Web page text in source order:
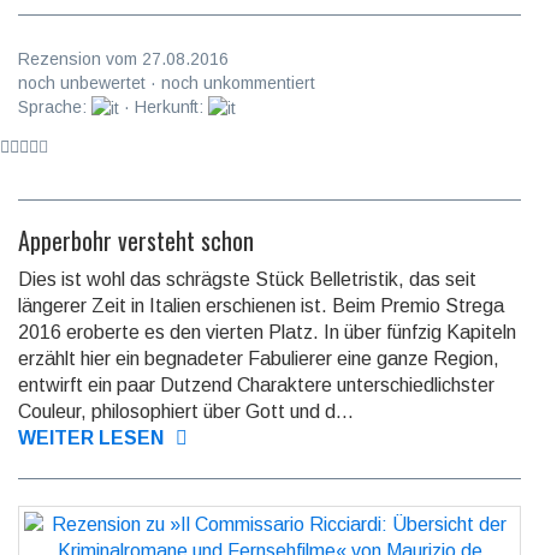
Rezension vom 27.08.2016
noch unbewertet · noch unkommentiert
Sprache:
· Herkunft:
Apperbohr versteht schon
Dies ist wohl das schrägste Stück Belletristik, das seit
längerer Zeit in Italien erschienen ist. Beim Premio Strega
2016 eroberte es den vierten Platz. In über fünfzig Kapiteln
erzählt hier ein be­gnadeter Fabu­lierer eine ganze Region,
entwirft ein paar Dutzend Cha­raktere unter­schied­lichster
Couleur, philo­sophiert über Gott und d...
WEITER LESEN